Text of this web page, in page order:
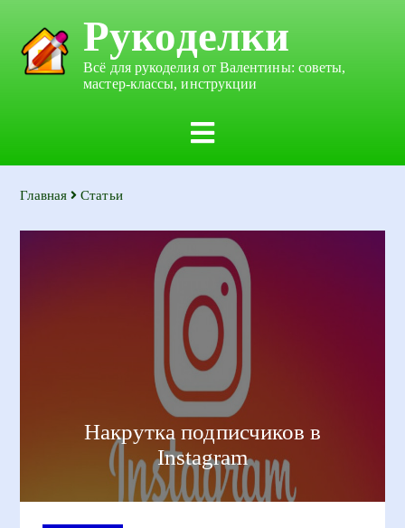
Рукоделки
Всё для рукоделия от Валентины: советы,
мастер-классы, инструкции
Главная Статьи
Накрутка подписчиков в
Instagram